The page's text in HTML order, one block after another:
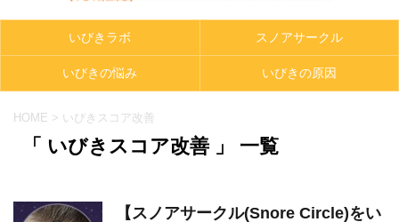
いびきラボ スノアサークル
いびきの悩み いびきの原因
HOME > いびきスコア改善
「 いびきスコア改善 」 一覧
【スノアサークル(Snore Circle)をい